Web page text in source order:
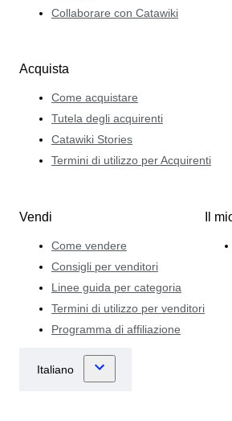
Collaborare con Catawiki
Acquista
Come acquistare
Tutela degli acquirenti
Catawiki Stories
Termini di utilizzo per Acquirenti
Vendi
Come vendere
Consigli per venditori
Linee guida per categoria
Termini di utilizzo per venditori
Programma di affiliazione
Il